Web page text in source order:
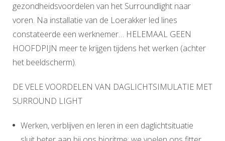
INFO
gezondheidsvoordelen van het Surroundlight naar
voren. Na installatie van de Loerakker led lines
constateerde een werknemer… HELEMAAL GEEN
HOOFDPIJN meer te krijgen tijdens het werken (achter
het beeldscherm).
DE VELE VOORDELEN VAN DAGLICHTSIMULATIE MET
SURROUND LIGHT
Werken, verblijven en leren in een daglichtsituatie